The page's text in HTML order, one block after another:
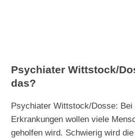
Psychiater Wittstock/
das?
Psychiater Wittstock/Dosse: Bei
Erkrankungen wollen viele
geholfen wird. Schwierig wird